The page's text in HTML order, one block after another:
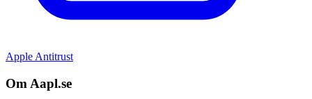
Apple Antitrust
Om Aapl.se